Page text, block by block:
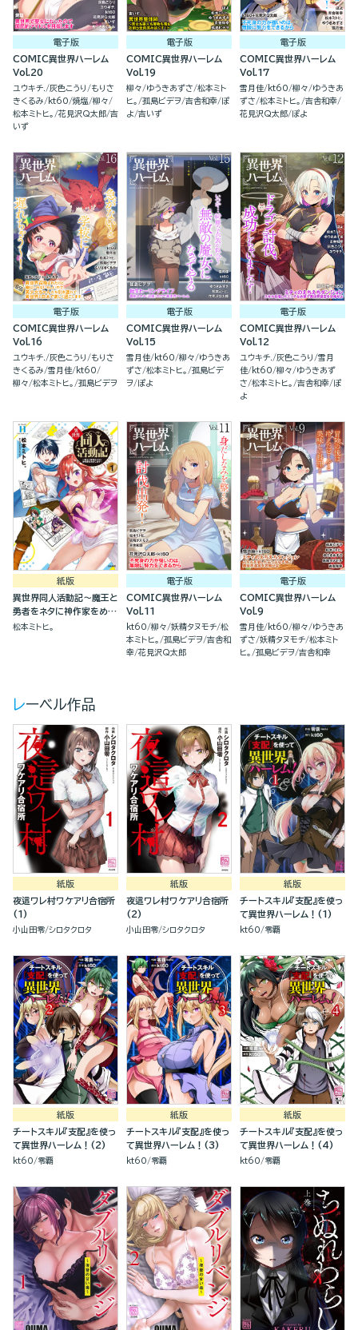
電子版
COMIC異世界ハーレム
Vol.20
ユウキチ. 灰色こうり
もりさ
きくるみ
kt60 焼塩 柳々
松本ミトヒ。
花見沢Q太郎 吉
いず
電子版
COMIC異世界ハーレム
Vol.19
柳々 ゆうきあずさ 松本ミト
ヒ。
孤島ビデヲ 吉舎和幸 ぽ
よ 吉いず
電子版
COMIC異世界ハーレム
Vol.17
雪月佳 kt60 柳々
ゆうきあ
ずさ 松本ミトヒ。
吉舎和幸
花見沢Q太郎 ぽよ
電子版
COMIC異世界ハーレム
Vol.16
ユウキチ. 灰色こうり
もりさ
きくるみ 雪月佳
kt60
柳々 松本ミトヒ。 孤島ビデヲ
電子版
COMIC異世界ハーレム
Vol.15
雪月佳 kt60 柳々
ゆうきあ
ずさ 松本ミトヒ。
孤島ビデ
ヲ
ぽよ
電子版
COMIC異世界ハーレム
Vol.12
ユウキチ. 灰色こうり
雪月
佳
kt60 柳々
ゆうきあず
さ 松本ミトヒ。 吉舎和幸 ぽ
よ
紙版
異世界同人活動記～魔王と
勇者をネタに神作家をめざ
します～(1)
松本ミトヒ。
電子版
COMIC異世界ハーレム
Vol.11
kt60 柳々 妖精タヌモチ 松
本ミトヒ。
孤島ビデヲ 吉舎和
幸 花見沢Q太郎
電子版
COMIC異世界ハーレム
Vol.9
雪月佳 kt60 柳々
ゆうきあ
ずさ 妖精タヌモチ 松本ミト
ヒ。
孤島ビデヲ 吉舎和幸
レーベル作品
紙版
夜這ワレ村ワケアリ合宿所
(1)
小山田零 シロタクロタ
紙版
夜這ワレ村ワケアリ合宿所
(2)
小山田零 シロタクロタ
紙版
チートスキル『支配』を使っ
て異世界ハーレム！(1)
kt60 零覇
紙版
チートスキル『支配』を使っ
て異世界ハーレム！(2)
kt60 零覇
紙版
チートスキル『支配』を使っ
て異世界ハーレム！(3)
kt60 零覇
紙版
チートスキル『支配』を使っ
て異世界ハーレム！(4)
kt60 零覇